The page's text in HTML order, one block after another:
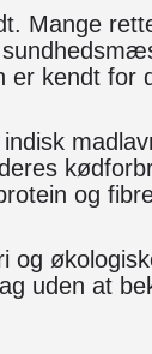
Mange
er kendt for
og
og
uden at